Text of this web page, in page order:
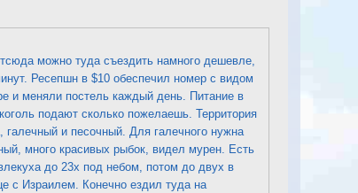
можно туда съездить намного дешевле,
Ресепшн в $10 обеспечил номер с видом
и меняли постель каждый день. Питание в
подают сколько пожелаешь. Территория
галечный и песочный. Для галечного нужна
много красивых рыбок, видел мурен. Есть
до 23х под небом, потом до двух в
с Израилем. Конечно ездил туда на